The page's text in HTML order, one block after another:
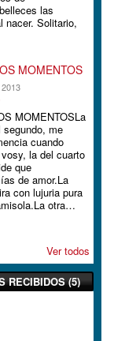
las
nacer. Solitario,
MOMENTOS
MOMENTOSLa
segundo, me
cuando
la del cuarto
que
de amor.La
con lujuria pura
otra…
Ver todos
RECIBIDOS (5)